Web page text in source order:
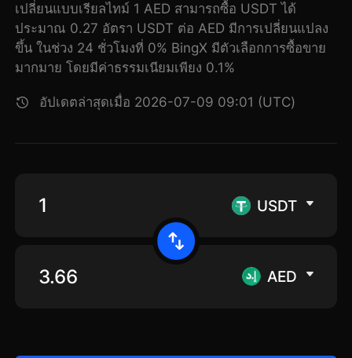
เปลี่ยนแบบเรียลไทม์ 1 AED สามารถซื้อ USDT ได้
ประมาณ 0.27 อัตรา USDT ต่อ AED มีการเปลี่ยนแปลง
ขึ้น ในช่วง 24 ชั่วโมงที่ 0% BingX มีตัวเลือกการซื้อขาย
มากมาย โดยมีค่าธรรมเนียมเพียง 0.1%
อัปเดตล่าสุดเมื่อ 2026-07-09 09:01 (UTC)
USDT
AED